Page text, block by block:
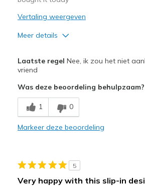
Vertaling weergeven
Meer details
Attractive Design
Breathe Well
Comfortable
Durable
Beste toepassingen
Casual Wear
Laatste regel Nee, ik zou het niet
vriend
Was deze beoordeling behulpzaam?
1 0
Markeer deze beoordeling
5
Very happy with this slip-in